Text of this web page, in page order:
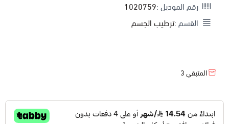
رقم الموديل :1020759
القسم :ترطيب الجسم
المتبقي3